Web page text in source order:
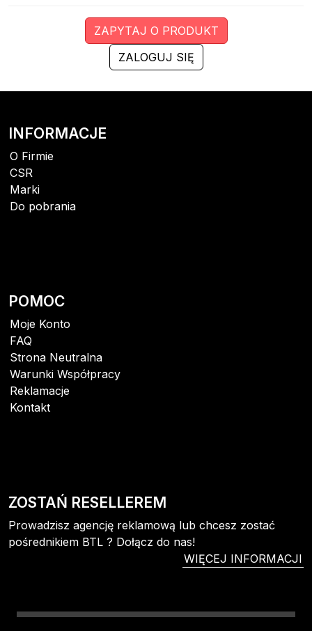
ZALOGUJ SIĘ
ZAPYTAJ O PRODUKT
INFORMACJE
O Firmie
CSR
Marki
Do pobrania
POMOC
Moje Konto
FAQ
Strona Neutralna
Warunki Współpracy
Reklamacje
Kontakt
ZOSTAŃ RESELLEREM
Prowadzisz agencję reklamową lub chcesz zostać
pośrednikiem BTL ? Dołącz do nas!
WIĘCEJ INFORMACJI